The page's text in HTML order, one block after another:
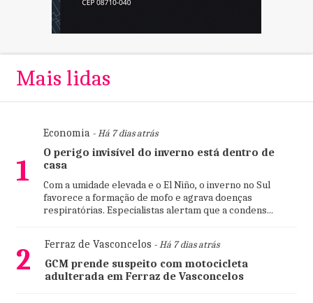
Mais lidas
1
Economia- Há 7 dias atrás
O perigo invisível do inverno está dentro de
casa
Com a umidade elevada e o El Niño, o inverno no Sul
favorece a formação de mofo e agrava doenças
respiratórias. Especialistas alertam que a condens...
2 Ferraz de Vasconcelos - Há 7 dias atrás
GCM prende suspeito com motocicleta
adulterada em Ferraz de Vasconcelos